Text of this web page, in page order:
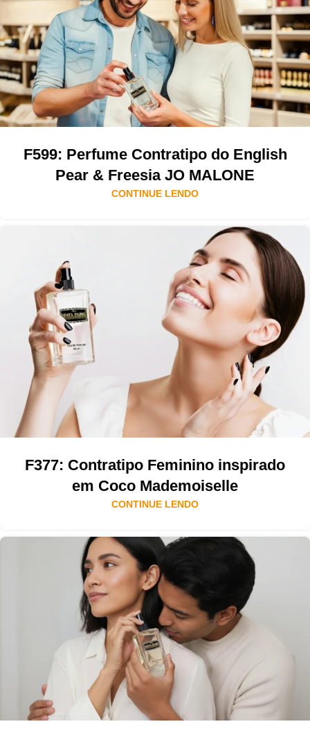
F599: Perfume Contratipo do English
Pear & Freesia JO MALONE
CONTINUE LENDO
F377: Contratipo Feminino inspirado
em Coco Mademoiselle
CONTINUE LENDO